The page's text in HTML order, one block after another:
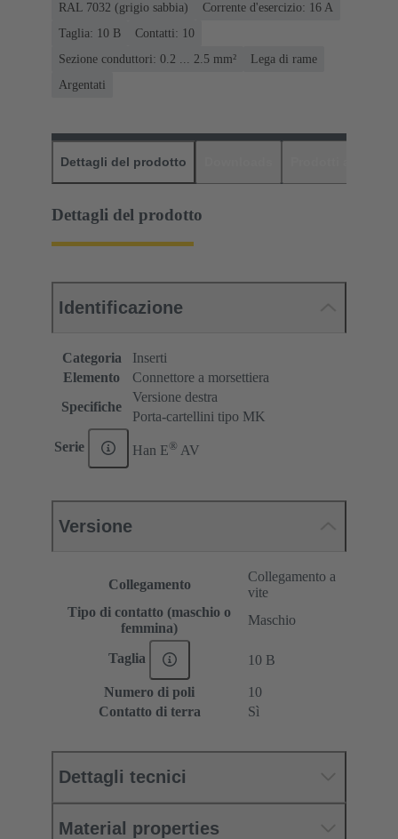
RAL 7032 (grigio sabbia)
Corrente d'esercizio: ‌16 A
Taglia: 10 B
Contatti: 10
Sezione conduttori: 0.2 ... 2.5 mm²
Lega di rame
Argentati
Dettagli del prodotto
Dettagli del prodotto
Identificazione
Categoria
Inserti
Elemento
Connettore a morsettiera
Specifiche
Versione destra
Porta-cartellini tipo MK
Serie Han E® AV
Versione
Collegamento
Collegamento a
vite
Tipo di contatto (maschio o
femmina)
Maschio
Taglia 10 B
Numero di poli
10
Contatto di terra
Sì
Dettagli tecnici
Material properties